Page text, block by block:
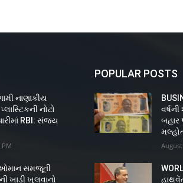
નાણાકીય
નોટો
RBI: સંજય
PM
ઓમાન સમજૂતી
ખાડી ખુલવાનો
POPULAR POSTS
બહાર